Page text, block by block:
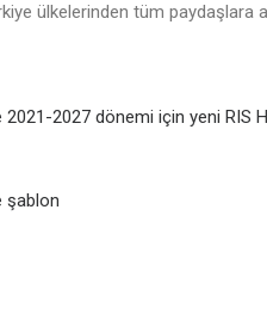
ülkelerinden tüm paydaşlara
2027 dönemi için yeni RIS
şablon